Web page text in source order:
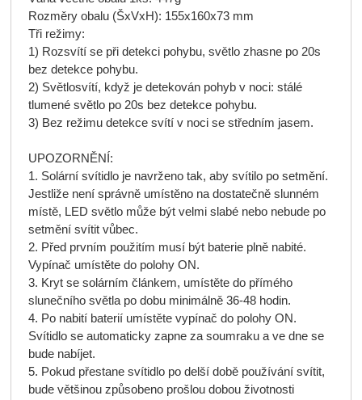
Rozměry obalu (ŠxVxH): 155x160x73 mm
Tři režimy:
1) Rozsvítí se při detekci pohybu, světlo zhasne po 20s
bez detekce pohybu.
2) Světlosvítí, když je detekován pohyb v noci: stálé
tlumené světlo po 20s bez detekce pohybu.
3) Bez režimu detekce svítí v noci se středním jasem.
UPOZORNĚNÍ:
1. Solární svítidlo je navrženo tak, aby svítilo po setmění.
Jestliže není správně umístěno na dostatečně slunném
místě, LED světlo může být velmi slabé nebo nebude po
setmění svítit vůbec.
2. Před prvním použitím musí být baterie plně nabité.
Vypínač umístěte do polohy ON.
3. Kryt se solárním článkem, umístěte do přímého
slunečního světla po dobu minimálně 36-48 hodin.
4. Po nabití baterií umístěte vypínač do polohy ON.
Svítidlo se automaticky zapne za soumraku a ve dne se
bude nabíjet.
5. Pokud přestane svítidlo po delší době používání svítit,
bude většinou způsobeno prošlou dobou životnosti